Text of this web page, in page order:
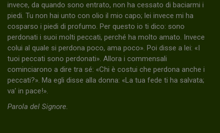
invece, da quando sono entrato, non ha cessato di baciarmi i
piedi. Tu non hai unto con olio il mio capo; lei invece mi ha
cosparso i piedi di profumo. Per questo io ti dico: sono
perdonati i suoi molti peccati, perché ha molto amato. Invece
colui al quale si perdona poco, ama poco». Poi disse a lei: «I
tuoi peccati sono perdonati». Allora i commensali
cominciarono a dire tra sé: «Chi è costui che perdona anche i
peccati?». Ma egli disse alla donna: «La tua fede ti ha salvata;
va’ in pace!».
Parola del Signore.